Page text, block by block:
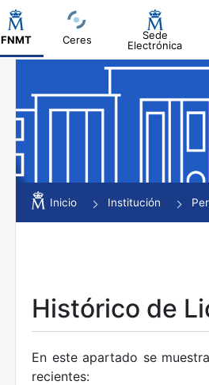
FNMT Ceres
Sede
Electrónica
Mostrar/Ocultar
Mostrar/Ocultar
Mostrar/Ocultar
Inicio Institución
Histórico de
En este apartado se
recientes: